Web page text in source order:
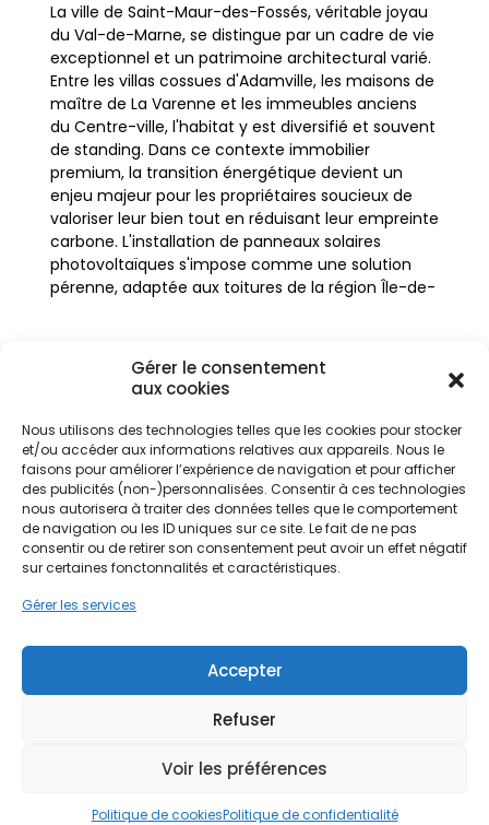
Gérer le consentement
aux cookies
Nous utilisons des technologies telles que les cookies pour stocker
et/ou accéder aux informations relatives aux appareils. Nous le
faisons pour améliorer l’expérience de navigation et pour afficher
des publicités (non-)personnalisées. Consentir à ces technologies
nous autorisera à traiter des données telles que le comportement
de navigation ou les ID uniques sur ce site. Le fait de ne pas
consentir ou de retirer son consentement peut avoir un effet négatif
sur certaines fonctonnalités et caractéristiques.
Gérer les services
Accepter
Refuser
Voir les préférences
Politique de cookiesPolitique de confidentialité
La ville de Saint-Maur-des-Fossés, véritable joyau
du Val-de-Marne, se distingue par un cadre de vie
exceptionnel et un patrimoine architectural varié.
Entre les villas cossues d'Adamville, les maisons de
maître de La Varenne et les immeubles anciens
du Centre-ville, l'habitat y est diversifié et souvent
de standing. Dans ce contexte immobilier
premium, la transition énergétique devient un
enjeu majeur pour les propriétaires soucieux de
valoriser leur bien tout en réduisant leur empreinte
carbone. L'installation de panneaux solaires
photovoltaïques s'impose comme une solution
pérenne, adaptée aux toitures de la région Île-de-
Le climat océanique dégradé de la zone offre un
installation solaire, même si les hivers peuvent
être nuageux. Les habitants des quartiers du Parc
ou de Saint-Maur-Créteil sont de plus en plus
nombreux à envisager l'autoconsommation.
Cette démarche permet non seulement de
s'affranchir partiellement des fluctuations du prix
de l'électricité, mais aussi de contribuer
Pour une ville bordée par la Boucle de la Marne,
charme architectural des lieux.
Ne passez pas à côté de vos
aides !
Faites vite, les budgets
MaPrimeRénov' sont annuels et
limités. Les dossiers sont traités
par ordre d'arrivée.
Contactez-nous maintenant
pour maximiser vos aides !
Je prends rdv !